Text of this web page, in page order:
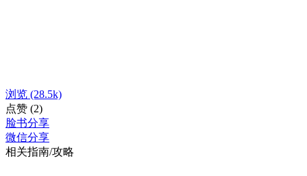
浏览 (28.5k)
点赞 (2)
脸书分享
微信分享
相关指南/攻略